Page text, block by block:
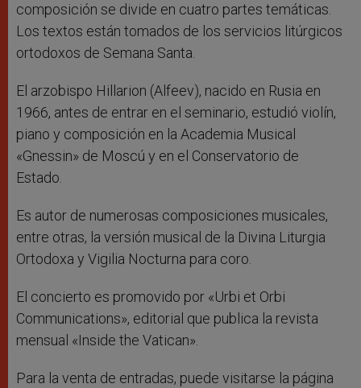
composición se divide en cuatro partes temáticas.
Los textos están tomados de los servicios litúrgicos
ortodoxos de Semana Santa.
El arzobispo Hillarion (Alfeev), nacido en Rusia en
1966, antes de entrar en el seminario, estudió violín,
piano y composición en la Academia Musical
«Gnessin» de Moscú y en el Conservatorio de
Estado.
Es autor de numerosas composiciones musicales,
entre otras, la versión musical de la Divina Liturgia
Ortodoxa y Vigilia Nocturna para coro.
El concierto es promovido por «Urbi et Orbi
Communications», editorial que publica la revista
mensual «Inside the Vatican».
Para la venta de entradas, puede visitarse la página